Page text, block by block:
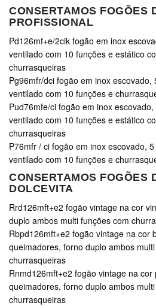
CONSERTAMOS FOGÕES
PROFISSIONAL
Pd126mf+e/2cik fogão em inox
ventilado com 10 funções e estático
churrasqueiras
Pg96mfr/dci fogão em inox escovado,
ventilado com 10 funções e
Pud76mfe/ci fogão em inox
ventilado com 10 funções e estático
churrasqueiras
P76mfr / ci fogão em inox escovado,
ventilado com 10 funções e
CONSERTAMOS FOGÕES
DOLCEVITA
Rrd126mft+e2 fogão vintage na cor
duplo ambos multi funções com
Rbpd126mft+e2 fogão vintage na cor
queimadores, forno duplo ambos
churrasqueiras
Rnmd126mft+e2 fogão vintage na cor
queimadores, forno duplo ambos
churrasqueiras